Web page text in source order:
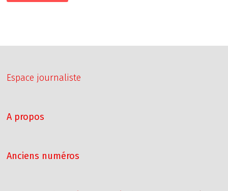
PARTIE
CHIEN
Espace journaliste
A propos
Anciens numéros